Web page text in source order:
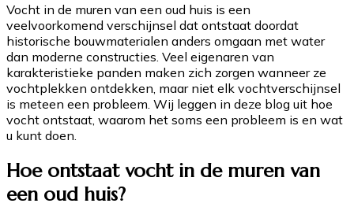
Vocht in de muren van een oud huis is een
veelvoorkomend verschijnsel dat ontstaat doordat
historische bouwmaterialen anders omgaan met water
dan moderne constructies. Veel eigenaren van
karakteristieke panden maken zich zorgen wanneer ze
vochtplekken ontdekken, maar niet elk vochtverschijnsel
is meteen een probleem. Wij leggen in deze blog uit hoe
vocht ontstaat, waarom het soms een probleem is en wat
u kunt doen.
Hoe ontstaat vocht in de muren van
een oud huis?